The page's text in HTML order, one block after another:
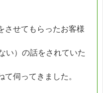
させてもらったお客様
い）の話をされていた
伺ってきました。